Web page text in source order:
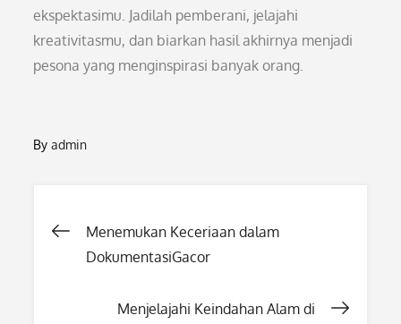
ekspektasimu. Jadilah pemberani, jelajahi
kreativitasmu, dan biarkan hasil akhirnya menjadi
pesona yang menginspirasi banyak orang.
Byadmin
Post
Menemukan Keceriaan dalam
DokumentasiGacor
Menjelajahi Keindahan Alam di